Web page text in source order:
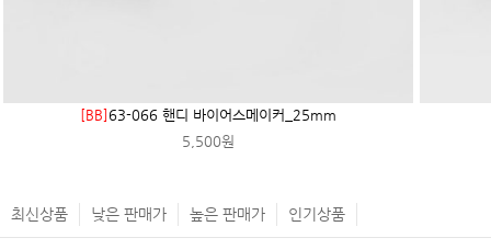
[BB]63-066 핸디 바이어스메이커_25mm
5,500원
최신상품 낮은 판매가 높은 판매가 인기상품